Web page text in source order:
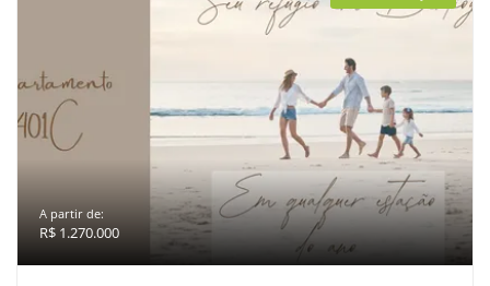
A partir de:
R$ 1.270.000